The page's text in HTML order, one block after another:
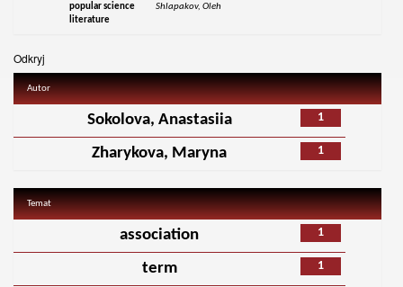
popular science
literature
Shlapakov, Oleh
Odkryj
Autor
1
Sokolova, Anastasiia
1
Zharykova, Maryna
Temat
1
association
1
term